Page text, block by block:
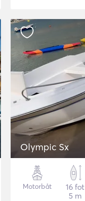
Olympic Sx
Motorbåt
16 fot
5 m